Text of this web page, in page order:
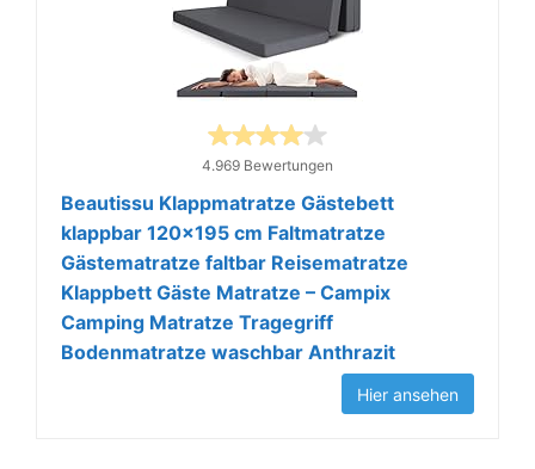
4.969 Bewertungen
Beautissu Klappmatratze Gästebett
klappbar 120x195 cm Faltmatratze
Gästematratze faltbar Reisematratze
Klappbett Gäste Matratze – Campix
Camping Matratze Tragegriff
Bodenmatratze waschbar Anthrazit
Hier ansehen